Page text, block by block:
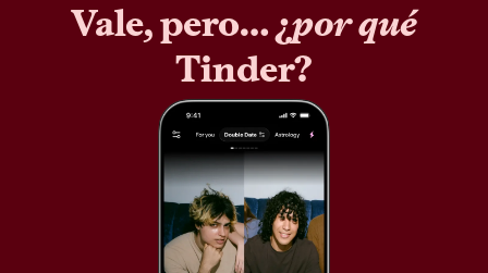
Vale, pero… ¿por qué
Tinder?